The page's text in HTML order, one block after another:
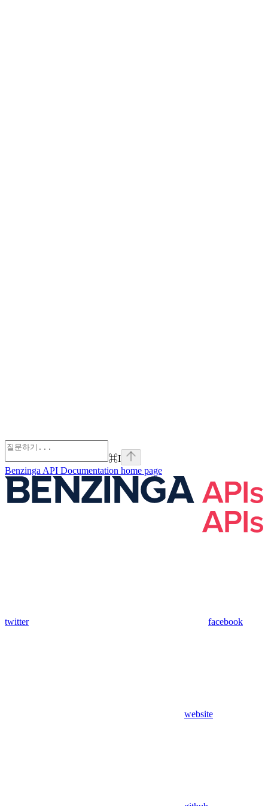
⌘I
Benzinga API Documentation home page
twitter facebook
website